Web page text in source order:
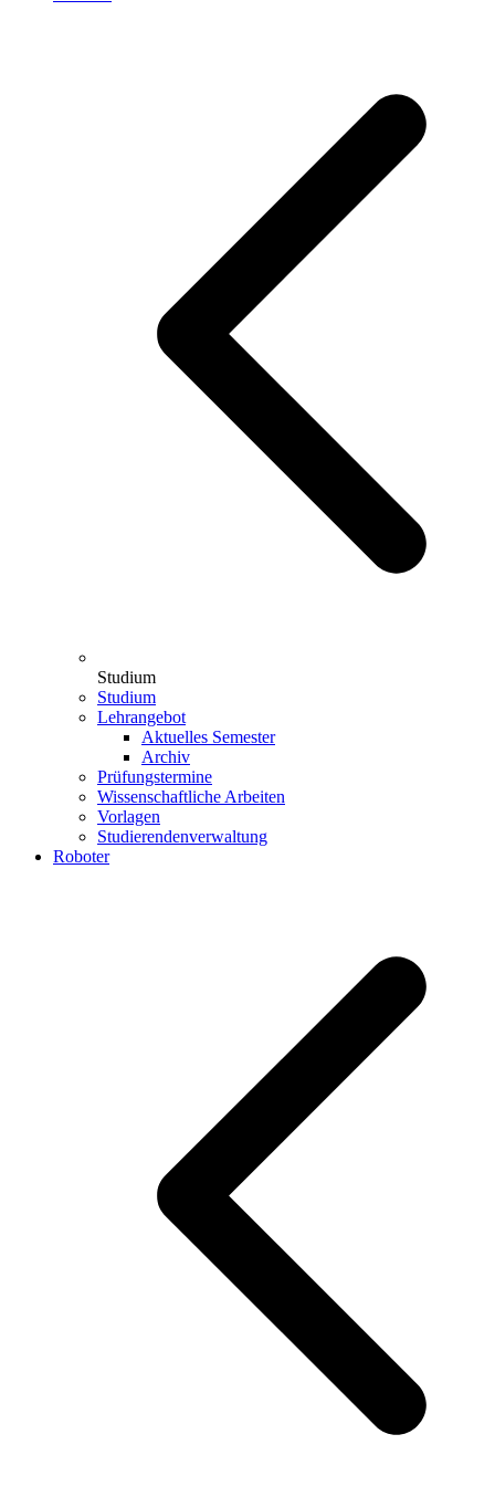
Studium
Studium
Lehrangebot
Aktuelles Semester
Archiv
Prüfungstermine
Wissenschaftliche Arbeiten
Vorlagen
Studierendenverwaltung
Roboter